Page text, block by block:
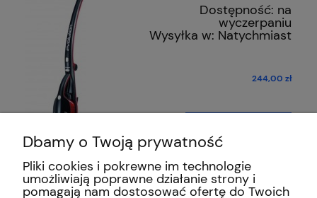
Dostępność: na
wyczerpaniu
Wysyłka w: Natychmiast
244,00 zł
Dbamy o Twoją prywatność
Pliki cookies i pokrewne im technologie
umożliwiają poprawne działanie strony i
pomagają nam dostosować ofertę do Twoich